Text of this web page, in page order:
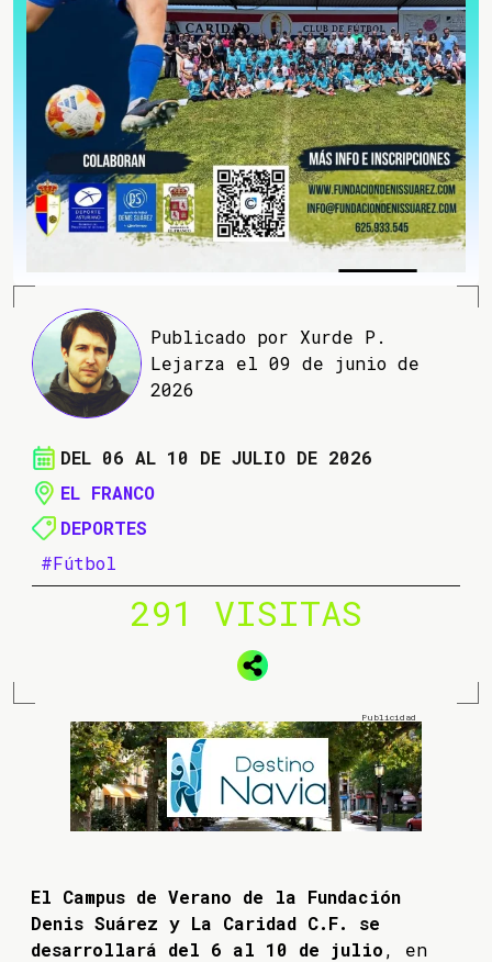
Publicado por Xurde P.
Lejarza el 09 de junio de
2026
DEL 06 AL 10 DE JULIO DE 2026
EL FRANCO
DEPORTES
#Fútbol
291 VISITAS
El Campus de Verano de la Fundación
Denis Suárez y La Caridad C.F. se
desarrollará del 6 al 10 de julio, en